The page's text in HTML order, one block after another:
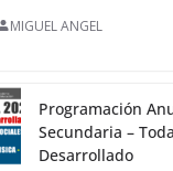
MIGUEL ANGEL
Programación
Secundaria –
Desarrollado